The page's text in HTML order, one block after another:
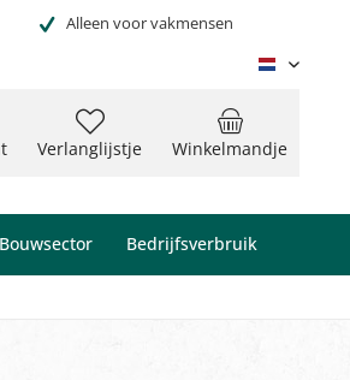
Alleen voor vakmensen
Winkelmandje
Verlanglijstje
Bouwsector Bedrijfsverbruik